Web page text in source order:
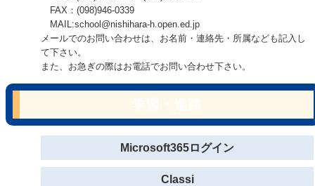
FAX：(098)946-0339
MAIL:school@nishihara-h.open.ed.jp
メールでのお問い合わせは、お名前・連絡先・所属なども記入し
て下さい。
また、お急ぎの際はお電話でお問い合わせ下さい。
Microsoft365ログイン
Classi